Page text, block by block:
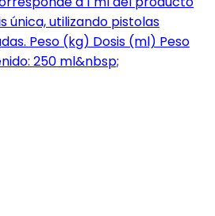
única, utilizando pistolas
Peso (kg) Dosis (ml) Peso
250 ml&nbsp;